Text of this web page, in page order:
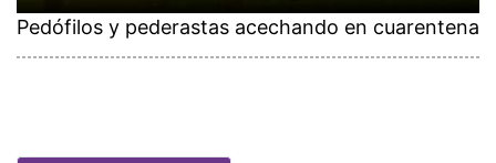
Pedófilos y pederastas acechando en cuarentena